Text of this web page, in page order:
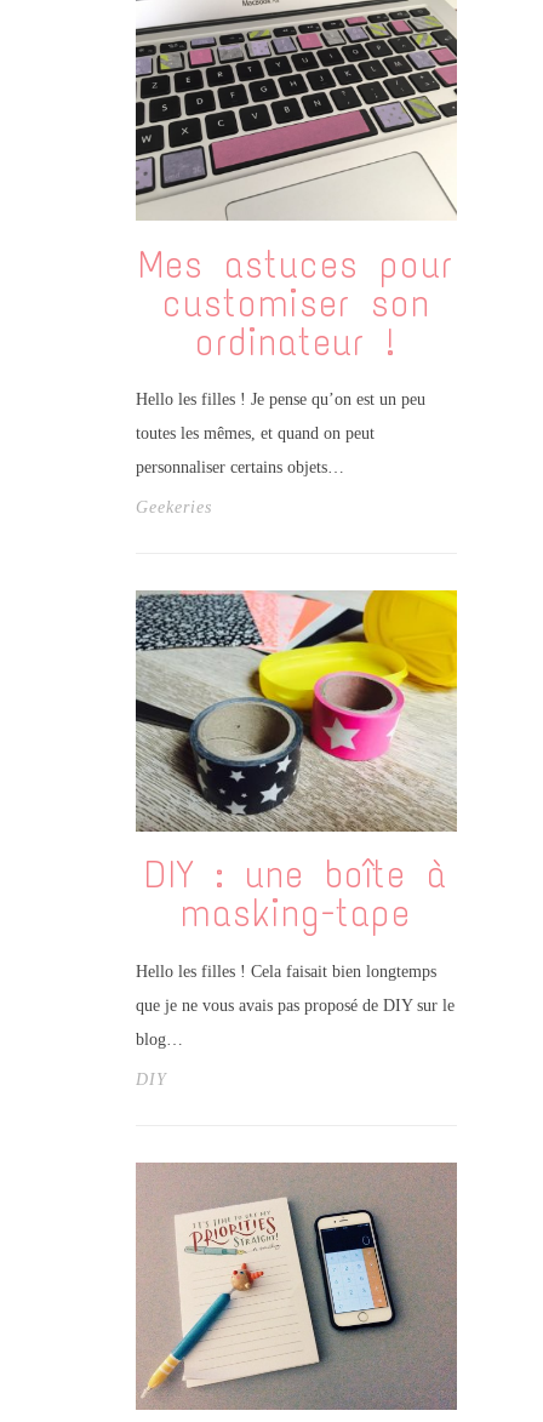
Mes astuces pour
customiser son
ordinateur !
Hello les filles ! Je pense qu’on est un peu
toutes les mêmes, et quand on peut
personnaliser certains objets…
Geekeries
DIY : une boîte à
masking-tape
Hello les filles ! Cela faisait bien longtemps
que je ne vous avais pas proposé de DIY sur le
blog…
DIY